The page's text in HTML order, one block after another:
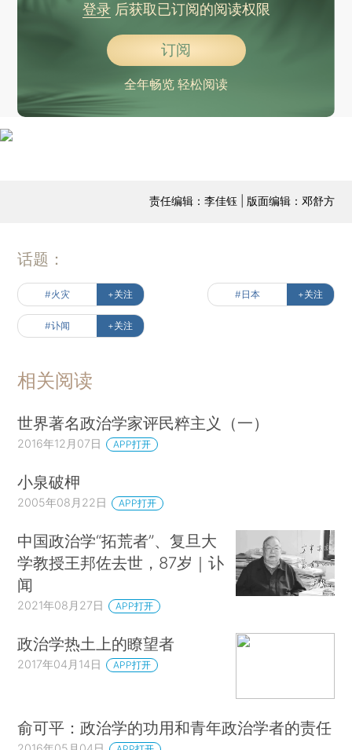
登录后获取已订阅的阅读权限
订阅
全年畅览 轻松阅读
责任编辑：李佳钰 | 版面编辑：邓舒方
话题：
#火灾 +关注 #日本 +关注
#讣闻 +关注
相关阅读
世界著名政治学家评民粹主义（一）
2016年12月07日 APP打开
小泉破柙
2005年08月22日 APP打开
中国政治学“拓荒者”、复旦大
学教授王邦佐去世，87岁｜讣
闻
2021年08月27日 APP打开
政治学热土上的瞭望者
2017年04月14日 APP打开
俞可平：政治学的功用和青年政治学者的责任